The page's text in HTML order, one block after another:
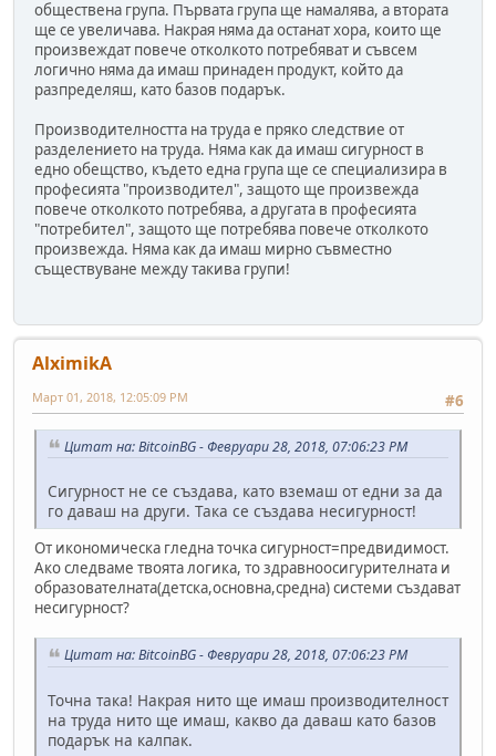
обществена група. Първата група ще намалява, а втората
ще се увеличава. Накрая няма да останат хора, които ще
произвеждат повече отколкото потребяват и съвсем
логично няма да имаш принаден продукт, който да
разпределяш, като базов подарък.
Производителността на труда е пряко следствие от
разделението на труда. Няма как да имаш сигурност в
едно обещство, където една група ще се специализира в
професията "производител", защото ще произвежда
повече отколкото потребява, а другата в професията
"потребител", защото ще потребява повече отколкото
произвежда. Няма как да имаш мирно съвместно
съществуване между такива групи!
AlximikA
#6
Март 01, 2018, 12:05:09 PM
Цитат на: BitcoinBG - Февруари 28, 2018, 07:06:23 PM
Сигурност не се създава, като вземаш от едни за да
го даваш на други. Така се създава несигурност!
От икономическа гледна точка сигурност=предвидимост.
Ако следваме твоята логика, то здравноосигурителната и
образователната(детска,основна,средна) системи създават
несигурност?
Цитат на: BitcoinBG - Февруари 28, 2018, 07:06:23 PM
Точна така! Накрая нито ще имаш производителност
на труда нито ще имаш, какво да даваш като базов
подарък на калпак.